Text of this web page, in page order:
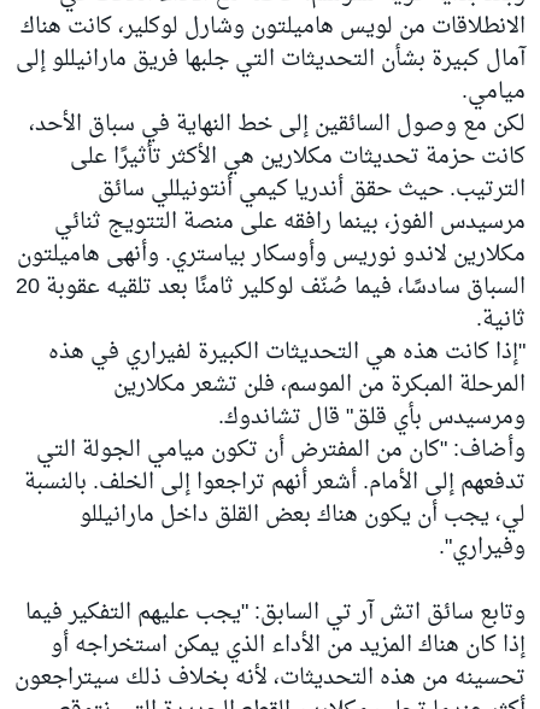
الانطلاقات من لويس هاميلتون وشارل لوكلير، كانت هناك
آمال كبيرة بشأن التحديثات التي جلبها فريق مارانيللو إلى
ميامي.
لكن مع وصول السائقين إلى خط النهاية في سباق الأحد،
كانت حزمة تحديثات مكلارين هي الأكثر تأثيرًا على
الترتيب. حيث حقق أندريا كيمي أنتونيللي سائق
مرسيدس الفوز، بينما رافقه على منصة التتويج ثنائي
مكلارين لاندو نوريس وأوسكار بياستري. وأنهى هاميلتون
السباق سادسًا، فيما صُنّف لوكلير ثامنًا بعد تلقيه عقوبة 20
ثانية.
"إذا كانت هذه هي التحديثات الكبيرة لفيراري في هذه
المرحلة المبكرة من الموسم، فلن تشعر مكلارين
ومرسيدس بأي قلق" قال تشاندوك.
وأضاف: "كان من المفترض أن تكون ميامي الجولة التي
تدفعهم إلى الأمام. أشعر أنهم تراجعوا إلى الخلف. بالنسبة
لي، يجب أن يكون هناك بعض القلق داخل مارانيللو
وفيراري".
وتابع سائق اتش آر تي السابق: "يجب عليهم التفكير فيما
إذا كان هناك المزيد من الأداء الذي يمكن استخراجه أو
تحسينه من هذه التحديثات، لأنه بخلاف ذلك سيتراجعون